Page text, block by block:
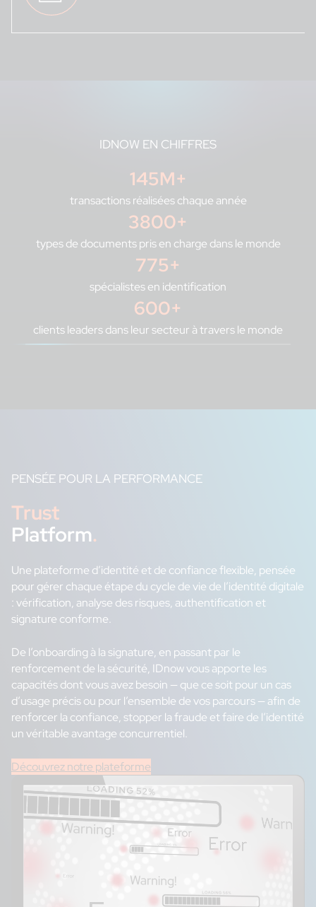
IDNOW EN CHIFFRES
145M+
transactions réalisées chaque année
3800+
types de documents pris en charge dans le monde
775+
spécialistes en identification
600+
clients leaders dans leur secteur à travers le monde
PENSÉE POUR LA PERFORMANCE
Trust
Platform.
Une plateforme d’identité et de confiance flexible, pensée
pour gérer chaque étape du cycle de vie de l’identité digitale
: vérification, analyse des risques, authentification et
signature conforme.
De l’onboarding à la signature, en passant par le
renforcement de la sécurité, IDnow vous apporte les
capacités dont vous avez besoin — que ce soit pour un cas
d’usage précis ou pour l’ensemble de vos parcours — afin de
renforcer la confiance, stopper la fraude et faire de l’identité
un véritable avantage concurrentiel.
Découvrez notre plateforme